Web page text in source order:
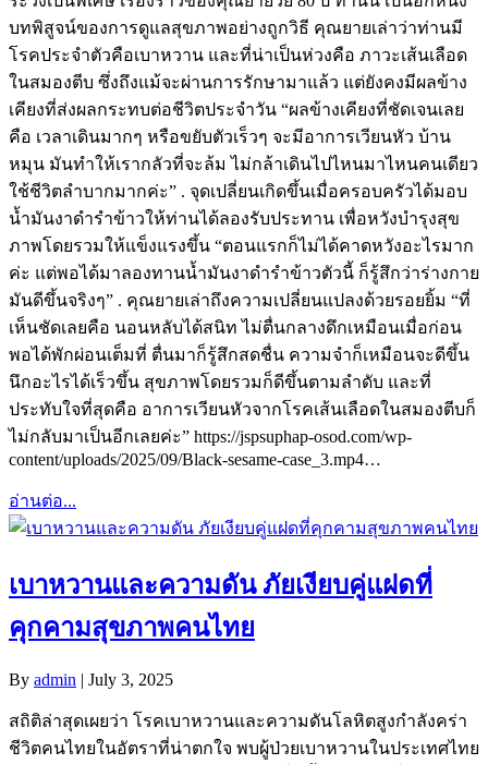
บทพิสูจน์ของการดูแลสุขภาพอย่างถูกวิธี คุณยายเล่าว่าท่านมี
โรคประจำตัวคือเบาหวาน และที่น่าเป็นห่วงคือ ภาวะเส้นเลือด
ในสมองตีบ ซึ่งถึงแม้จะผ่านการรักษามาแล้ว แต่ยังคงมีผลข้าง
เคียงที่ส่งผลกระทบต่อชีวิตประจำวัน “ผลข้างเคียงที่ชัดเจนเลย
คือ เวลาเดินมากๆ หรือขยับตัวเร็วๆ จะมีอาการเวียนหัว บ้าน
หมุน มันทำให้เรากลัวที่จะล้ม ไม่กล้าเดินไปไหนมาไหนคนเดียว
ใช้ชีวิตลำบากมากค่ะ” . จุดเปลี่ยนเกิดขึ้นเมื่อครอบครัวได้มอบ
น้ำมันงาดำรำข้าวให้ท่านได้ลองรับประทาน เพื่อหวังบำรุงสุข
ภาพโดยรวมให้แข็งแรงขึ้น “ตอนแรกก็ไม่ได้คาดหวังอะไรมาก
ค่ะ แต่พอได้มาลองทานน้ำมันงาดำรำข้าวตัวนี้ ก็รู้สึกว่าร่างกาย
มันดีขึ้นจริงๆ” . คุณยายเล่าถึงความเปลี่ยนแปลงด้วยรอยยิ้ม “ที่
เห็นชัดเลยคือ นอนหลับได้สนิท ไม่ตื่นกลางดึกเหมือนเมื่อก่อน
พอได้พักผ่อนเต็มที่ ตื่นมาก็รู้สึกสดชื่น ความจำก็เหมือนจะดีขึ้น
นึกอะไรได้เร็วขึ้น สุขภาพโดยรวมก็ดีขึ้นตามลำดับ และที่
ประทับใจที่สุดคือ อาการเวียนหัวจากโรคเส้นเลือดในสมองตีบก็
ไม่กลับมาเป็นอีกเลยค่ะ” https://jspsuphap-osod.com/wp-
content/uploads/2025/09/Black-sesame-case_3.mp4…
อ่านต่อ...
เบาหวานและความดัน ภัยเงียบคู่แฝดที่
คุกคามสุขภาพคนไทย
By admin | July 3, 2025
สถิติล่าสุดเผยว่า โรคเบาหวานและความดันโลหิตสูงกำลังคร่า
ชีวิตคนไทยในอัตราที่น่าตกใจ พบผู้ป่วยเบาหวานในประเทศไทย